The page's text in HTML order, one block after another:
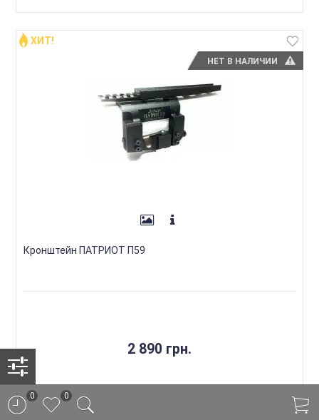
НЕТ В НАЛИЧИИ
ХИТ!
Кронштейн ПАТРИОТ П59
2 890 грн.
0 0